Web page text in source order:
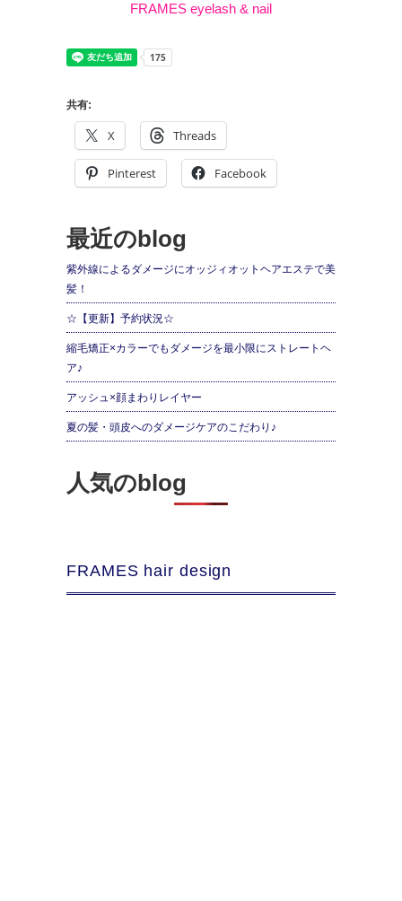
FRAMES eyelash & nail
共有:
X Threads
Pinterest Facebook
最近のblog
紫外線によるダメージにオッジィオットヘアエステで美
髪！
☆【更新】予約状況☆
縮毛矯正×カラーでもダメージを最小限にストレートヘ
ア♪
アッシュ×顔まわりレイヤー
夏の髪・頭皮へのダメージケアのこだわり♪
人気のblog
FRAMES hair design